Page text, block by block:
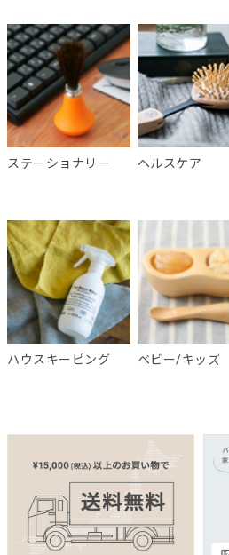
ステーショナリー ヘルスケア
ハウスキーピング ベビー/キッズ